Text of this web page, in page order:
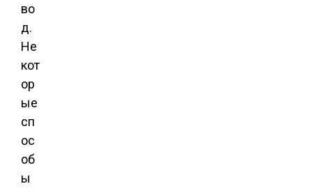
во
д.
Не
кот
ор
ые
сп
ос
об
ы